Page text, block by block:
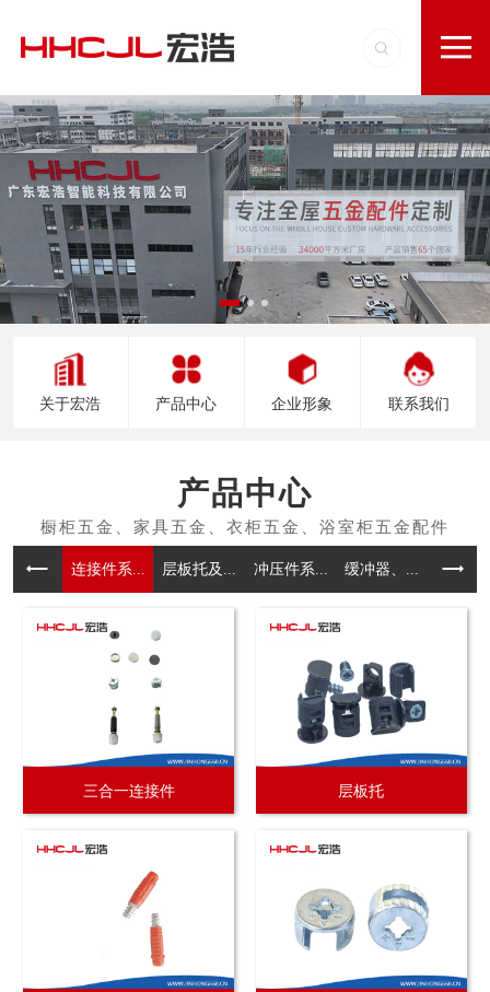
关于宏浩 产品中心 企业形象 联系我们
产品中心
连接件系... 层板托及... 冲压件系... 缓冲器、... 拉手
三合一连接件 层板托